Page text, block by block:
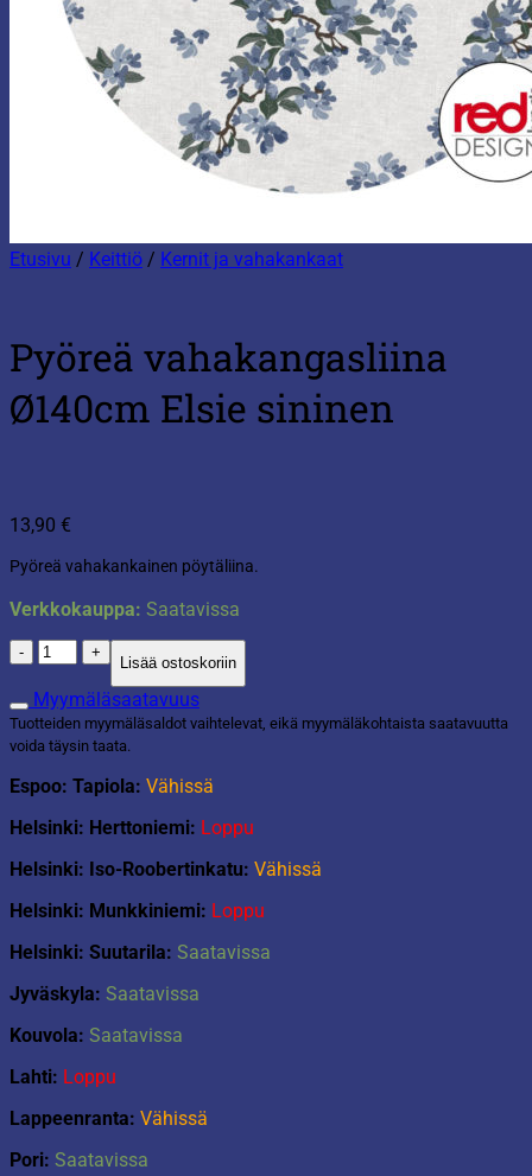
Etusivu / Keittiö / Kernit ja vahakankaat
Pyöreä vahakangasliina
Ø140cm Elsie sininen
13,90 €
Pyöreä vahakankainen pöytäliina.
Verkkokauppa: Saatavissa
Pyöreä
vahakangasliina
Ø140cm
Elsie
sininen
määrä
Lisää ostoskoriin
Myymäläsaatavuus
Tuotteiden myymäläsaldot vaihtelevat, eikä myymäläkohtaista saatavuutta
voida täysin taata.
Espoo: Tapiola: Vähissä
Helsinki: Herttoniemi: Loppu
Helsinki: Iso-Roobertinkatu: Vähissä
Helsinki: Munkkiniemi: Loppu
Helsinki: Suutarila: Saatavissa
Jyväskyla: Saatavissa
Kouvola: Saatavissa
Lahti: Loppu
Lappeenranta: Vähissä
Pori: Saatavissa